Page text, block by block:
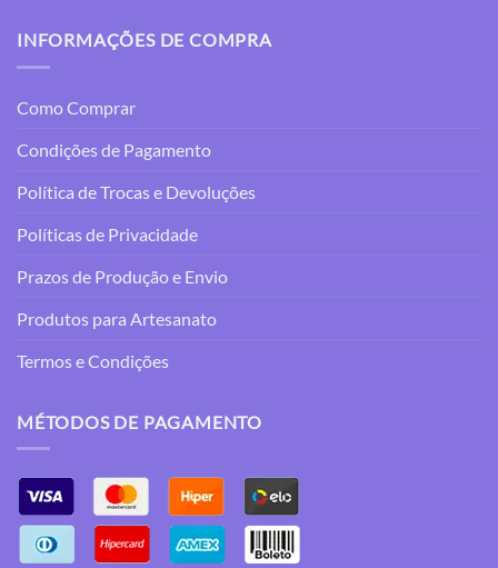
INFORMAÇÕES DE COMPRA
Como Comprar
Condições de Pagamento
Política de Trocas e Devoluções
Políticas de Privacidade
Prazos de Produção e Envio
Produtos para Artesanato
Termos e Condições
MÉTODOS DE PAGAMENTO